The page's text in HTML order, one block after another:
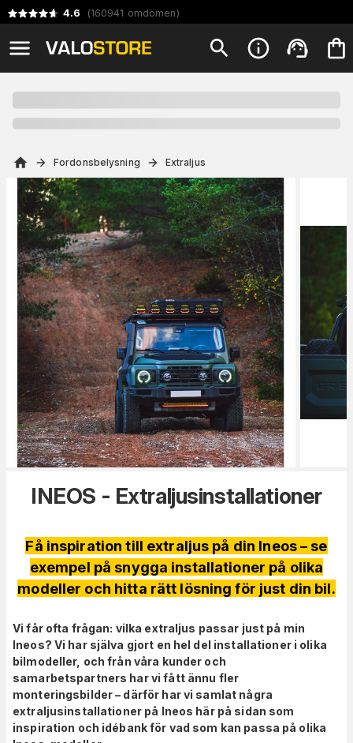
4.6 (160941 omdömen)
Fordonsbelysning Extraljus
INEOS - Extraljusinstallationer
Få inspiration till extraljus på din Ineos – se
exempel på snygga installationer på olika
modeller och hitta rätt lösning för just din bil.
Vi får ofta frågan: vilka extraljus passar just på min
Ineos? Vi har själva gjort en hel del installationer i olika
bilmodeller, och från våra kunder och
samarbetspartners har vi fått ännu fler
monteringsbilder – därför har vi samlat några
extraljusinstallationer på Ineos här på sidan som
inspiration och idébank för vad som kan passa på olika